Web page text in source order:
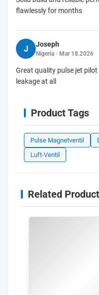
flawlessly for months
J Joseph
Nigeria · Mar 18.2026
Great quality pulse jet
leakage at all
Product Tags
Pulse Magnetventil
Luft-Ventil
Related